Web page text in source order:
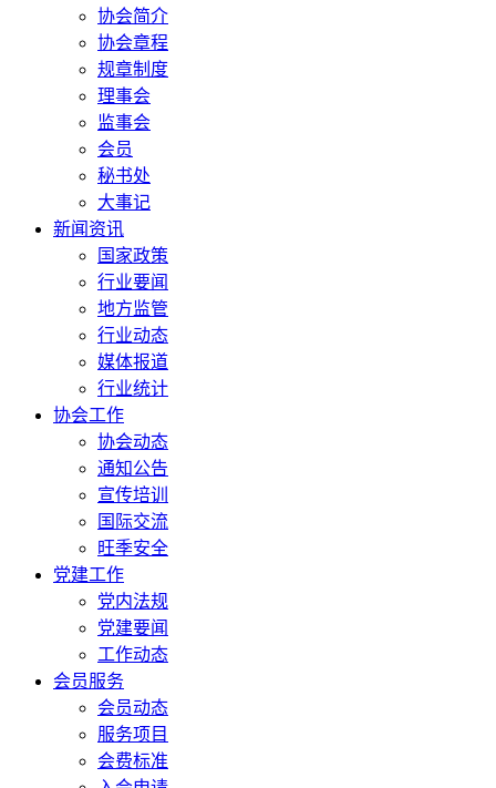
协会简介
协会章程
规章制度
理事会
监事会
会员
秘书处
大事记
新闻资讯
国家政策
行业要闻
地方监管
行业动态
媒体报道
行业统计
协会工作
协会动态
通知公告
宣传培训
国际交流
旺季安全
党建工作
党内法规
党建要闻
工作动态
会员服务
会员动态
服务项目
会费标准